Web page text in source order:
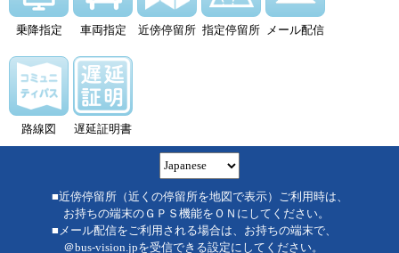
乗降指定 車両指定 近傍停留所 指定停留所 メール配信
路線図 遅延証明書
■近傍停留所（近くの停留所を地図で表示）ご利用時は、
お持ちの端末のＧＰＳ機能をＯＮにしてください。
■メール配信をご利用される場合は、お持ちの端末で、
＠bus-vision.jpを受信できる設定にしてください。